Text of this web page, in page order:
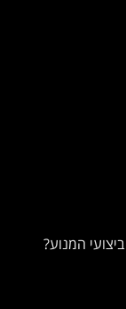
המנוע?